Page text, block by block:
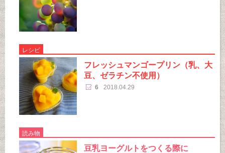
レシピ
フレッシュマンゴープリン（乳、大
豆、ゼラチン不使用）
6 2018.04.29
読み物
豆乳ヨーグルトをつくる際に